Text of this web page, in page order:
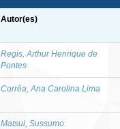
Autor(es)
Regis, Arthur Henrique de
Pontes
Corrêa, Ana Carolina Lima
Matsui, Sussumo